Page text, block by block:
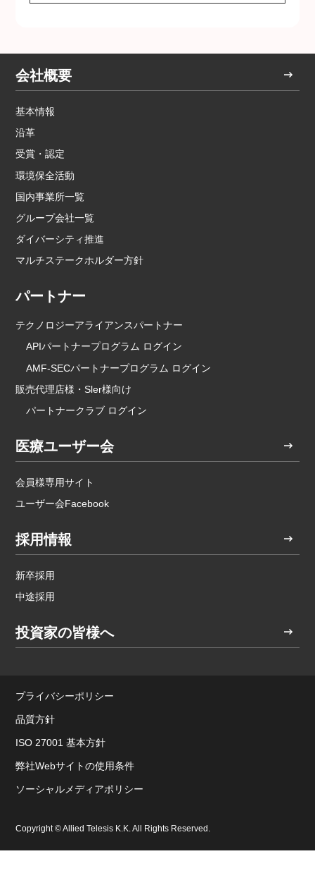
会社概要
基本情報
沿革
受賞・認定
環境保全活動
国内事業所一覧
グループ会社一覧
ダイバーシティ推進
マルチステークホルダー方針
パートナー
テクノロジーアライアンスパートナー
APIパートナープログラム ログイン
AMF-SECパートナープログラム ログイン
販売代理店様・Sler様向け
パートナークラブ ログイン
医療ユーザー会
会員様専用サイト
ユーザー会Facebook
採用情報
新卒採用
中途採用
投資家の皆様へ
プライバシーポリシー
品質方針
ISO 27001 基本方針
弊社Webサイトの使用条件
ソーシャルメディアポリシー
Copyright © Allied Telesis K.K. All Rights Reserved.